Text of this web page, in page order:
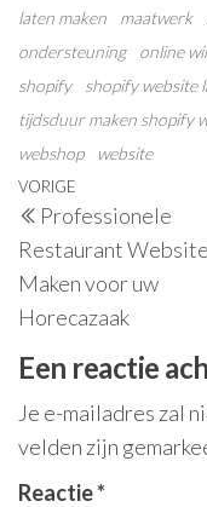
laten maken
maatwerk
ondersteuning
online
shopify
shopify website
tijdsduur maken shopify
webshop
website
Vorig
bericht
VORIGE
Professionele
Restaurant
Maken voor uw
Horecazaak
Een reactie
Je e-mailadres zal
velden zijn
Reactie*